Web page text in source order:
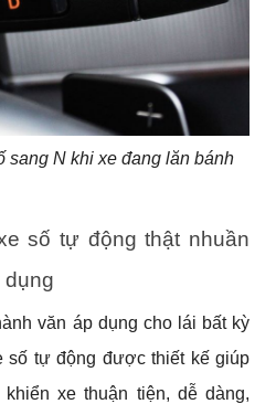
sang N khi xe đang lăn bánh
số tự động thật nhuần
văn áp dụng cho lái bất kỳ
số tự động được thiết kế giúp
xe thuận tiện, dễ dàng,